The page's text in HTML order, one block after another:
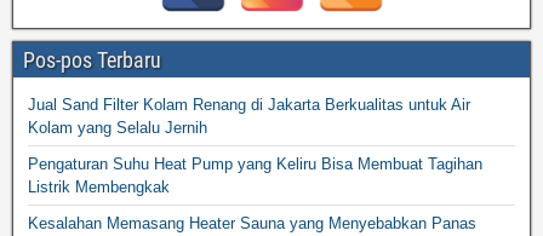
Pos-pos Terbaru
Jual Sand Filter Kolam Renang di Jakarta Berkualitas untuk Air
Kolam yang Selalu Jernih
Pengaturan Suhu Heat Pump yang Keliru Bisa Membuat Tagihan
Listrik Membengkak
Kesalahan Memasang Heater Sauna yang Menyebabkan Panas